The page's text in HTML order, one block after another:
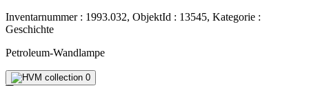
Inventarnummer : 1993.032, ObjektId : 13545, Kategorie :
Geschichte
Petroleum-Wandlampe
0